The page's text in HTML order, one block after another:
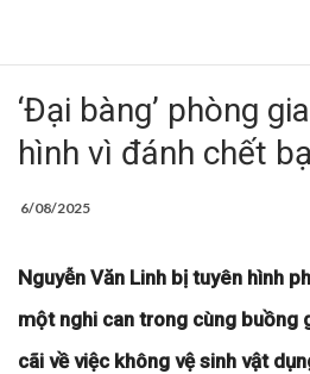
‘Đại bàng’ phòng
hình vì đánh chết
6/08/2025
Nguyễn Văn Linh bị tuyên hình
một nghi can trong cùng buồng
cãi về việc không vệ sinh vật